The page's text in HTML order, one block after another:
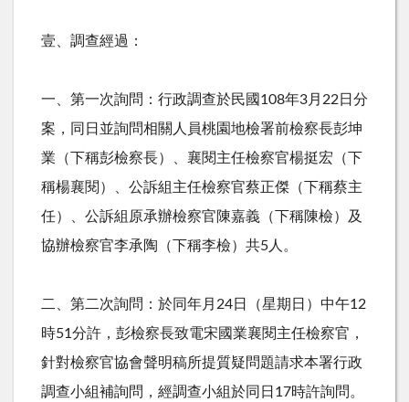
壹、調查經過：
一、第一次詢問：行政調查於民國 108年3月 22 日分
案，同日並詢問相關人員桃園地檢署前檢察長彭坤
業（下稱彭檢察長）、襄閱主任檢察官楊挺宏（下
稱楊襄閱）、公訴組主任檢察官蔡正傑（下稱蔡主
任）、公訴組原承辦檢察官陳嘉義（下稱陳檢）及
協辦檢察官李承陶（下稱李檢）共5人。
二、第二次詢問：於同年月 24日（星期日）中午12
時51分許，彭檢察長致電宋國業襄閱主任檢察官，
針對檢察官協會聲明稿所提質疑問題請求本署行政
調查小組補詢問，經調查小組於同日 17時許詢問。